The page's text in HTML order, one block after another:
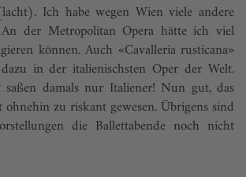
Ich habe wegen Wien viele andere
An der Metropolitan Opera hätte ich viel
können. Auch «Cavalleria rusticana»
in der italienischsten Oper der Welt.
damals nur Italiener! Nun gut, das
zu riskant gewesen. Übrigens sind
die Ballettabende noch nicht